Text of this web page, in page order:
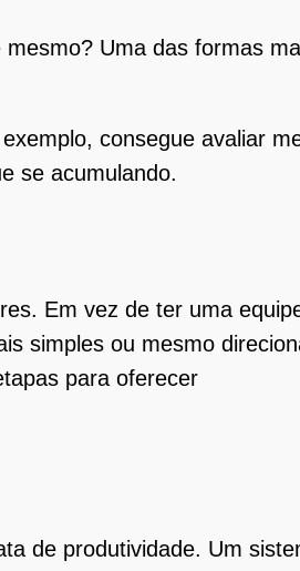
Uma das formas
consegue avaliar
se acumulando.
Em vez de ter uma
simples ou mesmo
para oferecer
de produtividade. Um